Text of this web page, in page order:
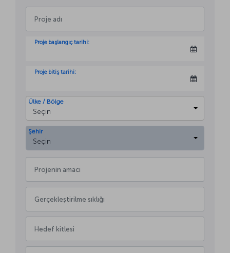
Proje başlangıç tarihi:
Proje bitiş tarihi:
Ülke / Bölge
Seçin
Şehir
Seçin